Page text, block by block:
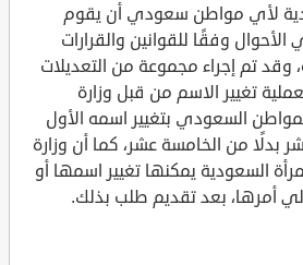
لأي مواطن سعودي أن يقوم
وفقًا للقوانين والقرارات
وقد تم إجراء مجموعة من التعديلات
تغيير الاسم من قبل وزارة
السعودي بتغيير اسمه الأول
بدلًا من الخامسة عشر، كما أن وزارة
السعودية يمكنها تغيير اسمها أو
أمرها، بعد تقديم طلب بذلك.